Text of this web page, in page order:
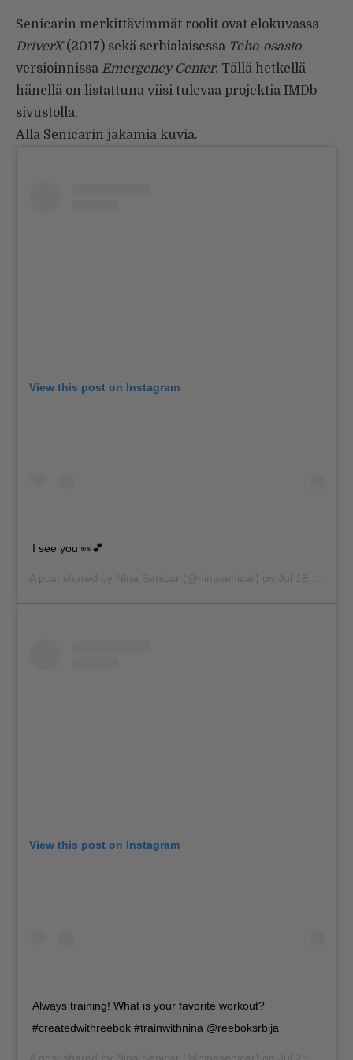
Senicarin merkittävimmät roolit ovat elokuvassa
DriverX(2017) sekä serbialaisessa Teho-osasto-
versioinnissa Emergency Center. Tällä hetkellä
hänellä on listattuna viisi tulevaa projektia IMDb-
sivustolla.
Alla Senicarin jakamia kuvia.
View this post on Instagram
I see you 👀💕
A post shared by Nina Senicar (@ninasenicar) on Jul 16, 2019 at 10:06am PDT
View this post on Instagram
Always training! What is your favorite workout?
#createdwithreebok #trainwithnina @reeboksrbija